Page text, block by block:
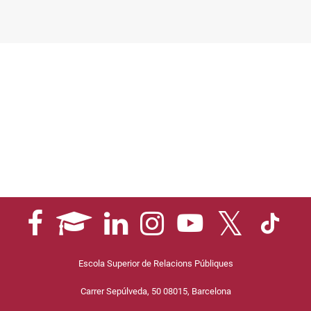
Escola Superior de Relacions Públiques
Carrer Sepúlveda, 50 08015, Barcelona